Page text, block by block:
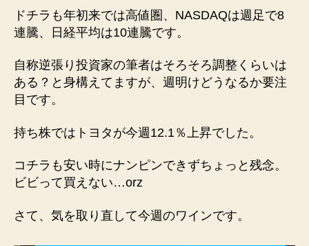
ドチラも年初来では高値圏、NASDAQは週足で8
連騰、日経平均は10連騰です。
自称逆張り投資家の筆者はそろそろ調整くらいは
ある？と身構えてますが、週明けどうなるか要注
目です。
持ち株ではトヨタが今週12.1％上昇でした。
コチラも安い時にナンピンできずちょっと残念。
ビビって買えない…orz
さて、気を取り直して今週のワインです。